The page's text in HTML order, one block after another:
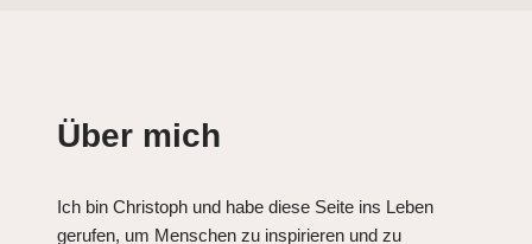
Über mich
Ich bin Christoph und habe diese Seite ins Leben
gerufen, um Menschen zu inspirieren und zu